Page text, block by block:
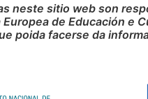
neste sitio web son
de Educación e
poida facerse da